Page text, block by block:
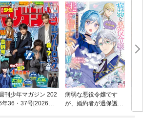
刊少年マガジン 202
年36・37号[2026年8
病弱な悪役令嬢です
が、婚約者が過保護す
異
(22)